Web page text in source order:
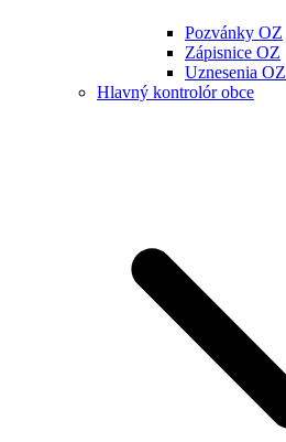
Pozvánky OZ
Zápisnice OZ
Uznesenia OZ
Hlavný kontrolór obce